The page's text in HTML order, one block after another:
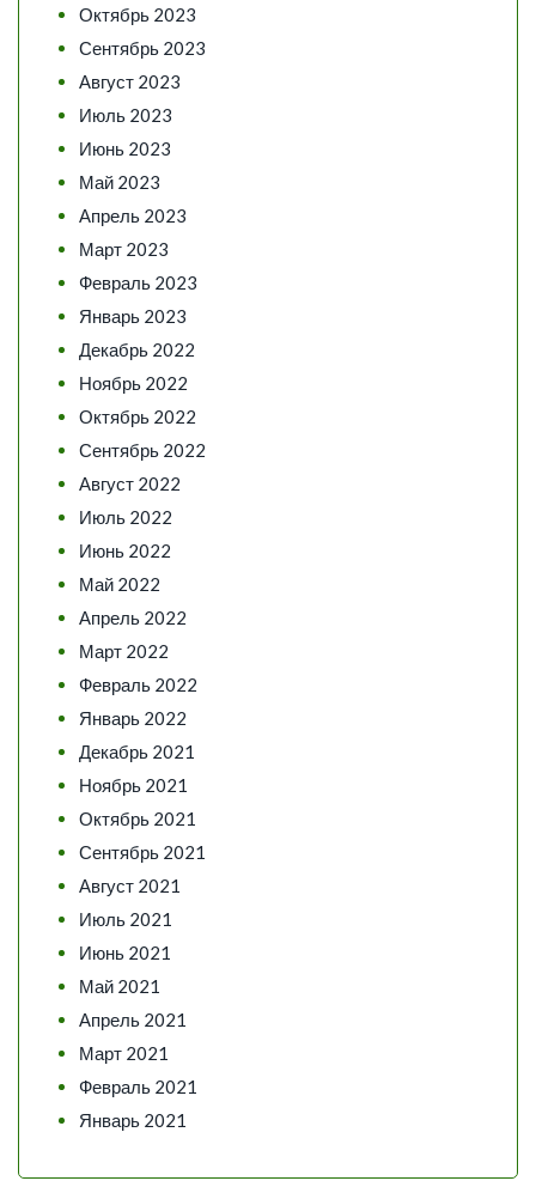
Октябрь 2023
Сентябрь 2023
Август 2023
Июль 2023
Июнь 2023
Май 2023
Апрель 2023
Март 2023
Февраль 2023
Январь 2023
Декабрь 2022
Ноябрь 2022
Октябрь 2022
Сентябрь 2022
Август 2022
Июль 2022
Июнь 2022
Май 2022
Апрель 2022
Март 2022
Февраль 2022
Январь 2022
Декабрь 2021
Ноябрь 2021
Октябрь 2021
Сентябрь 2021
Август 2021
Июль 2021
Июнь 2021
Май 2021
Апрель 2021
Март 2021
Февраль 2021
Январь 2021